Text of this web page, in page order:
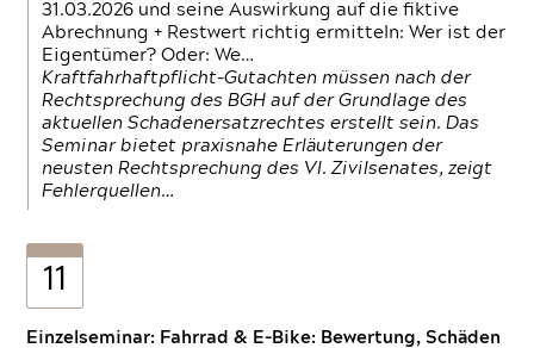
31.03.2026 und seine Auswirkung auf die fiktive
Abrechnung + Restwert richtig ermitteln: Wer ist der
Eigentümer? Oder: We…
Kraftfahrhaftpflicht-Gutachten müssen nach der
Rechtsprechung des BGH auf der Grundlage des
aktuellen Schadenersatzrechtes erstellt sein. Das
Seminar bietet praxisnahe Erläuterungen der
neusten Rechtsprechung des VI. Zivilsenates, zeigt
Fehlerquellen…
11
Einzelseminar: Fahrrad & E-Bike: Bewertung, Schäden